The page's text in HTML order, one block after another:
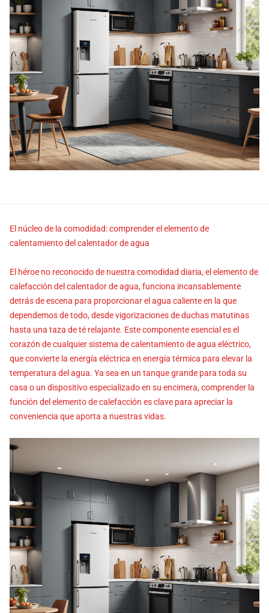
El núcleo de la comodidad: comprender el elemento de
calentamiento del calentador de agua
El héroe no reconocido de nuestra comodidad diaria, el elemento de
calefacción del calentador de agua, funciona incansablemente
detrás de escena para proporcionar el agua caliente en la que
dependemos de todo, desde vigorizaciones de duchas matutinas
hasta una taza de té relajante. Este componente esencial es el
corazón de cualquier sistema de calentamiento de agua eléctrico,
que convierte la energía eléctrica en energía térmica para elevar la
temperatura del agua. Ya sea en un tanque grande para toda su
casa o un dispositivo especializado en su encimera, comprender la
función del elemento de calefacción es clave para apreciar la
conveniencia que aporta a nuestras vidas.